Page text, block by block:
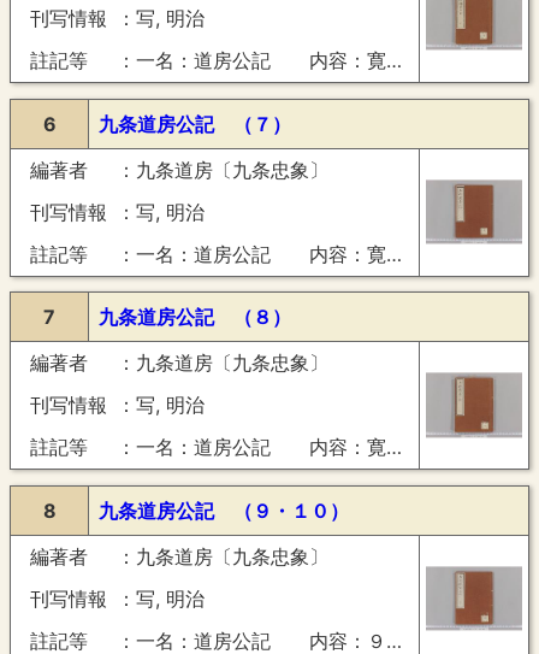
刊写情報
写, 明治
註記等
一名：道房公記 内容：寛永２０年９月―１２月（後光明親王元服受禅譲位之事・御即位之事・内弁礼服之図之事）
6
九条道房公記 （７）
編著者
九条道房〔九条忠象〕
刊写情報
写, 明治
註記等
一名：道房公記 内容：寛永２１年正月―７月
7
九条道房公記 （８）
編著者
九条道房〔九条忠象〕
刊写情報
写, 明治
註記等
一名：道房公記 内容：寛永２１年（正保元年）８月―１２月（正保改元并難陳之事）
8
九条道房公記 （９・１０）
編著者
九条道房〔九条忠象〕
刊写情報
写, 明治
註記等
一名：道房公記 内容：９正保２年正月―７月（８月―１２月欠）、１０正保３年正月―５月・１０月―１２月・４年正月（摂政宣下）